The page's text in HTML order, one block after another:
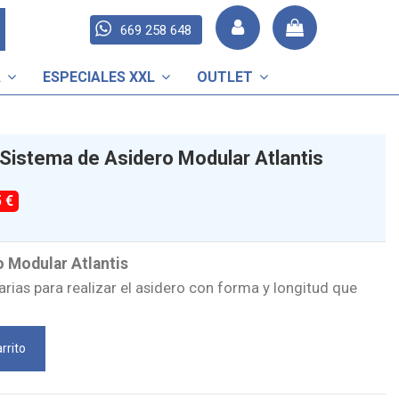
669 258 648
ESPECIALES XXL OUTLET
de Asidero Modular Atlantis
€
Modular Atlantis
para realizar el asidero con forma y longitud que